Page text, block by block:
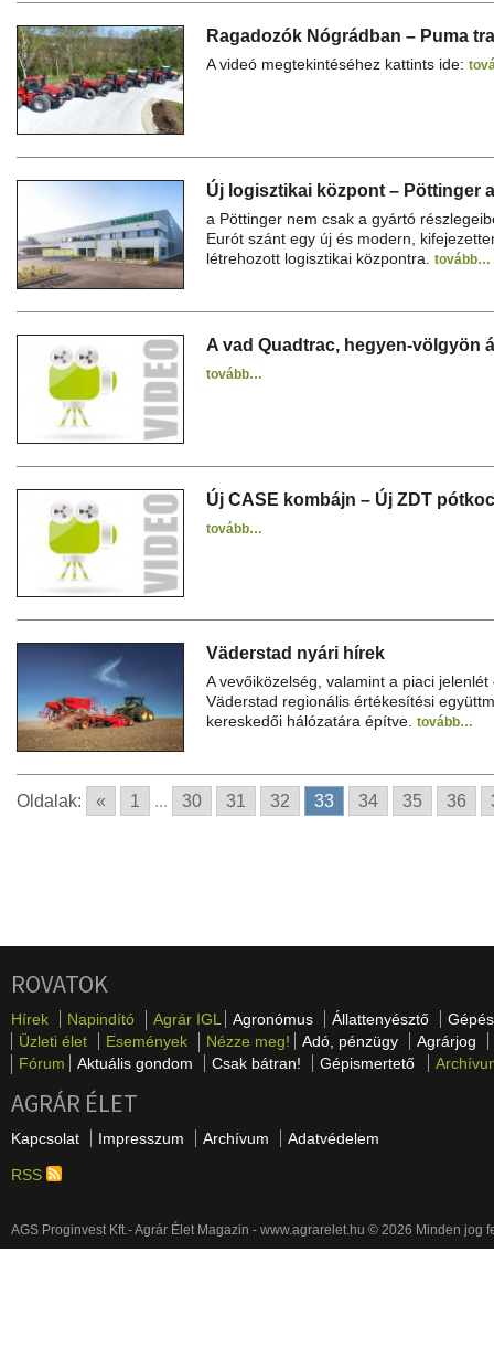
Ragadozók Nógrádban – Puma
A videó megtekintéséhez kattints ide:
Új logisztikai központ – Pöttinger
a Pöttinger nem csak a gyártó
Eurót szánt egy új és modern,
létrehozott logisztikai központra. tovább…
A vad Quadtrac, hegyen-völgyön
tovább…
Új CASE kombájn – Új ZDT
tovább…
Väderstad nyári hírek
A vevőiközelség, valamint a piaci
Väderstad regionális értékesítési
kereskedői hálózatára építve. tovább…
Oldalak: « 1 ... 30 31 32 33 34 35 36
ROVATOK
Hírek Napindító Agrár IGL Agronómus Állattenyésztő
Üzleti élet
Események Nézze meg! Adó, pénzügy
Agrárjog
Fórum
Aktuális gondom Csak bátran! Gépismertető
AGRÁR ÉLET
Kapcsolat Impresszum Archívum Adatvédelem
RSS
AGS Proginvest Kft.- Agrár Élet Magazin - www.agrarelet.hu © 2026 Minden jog